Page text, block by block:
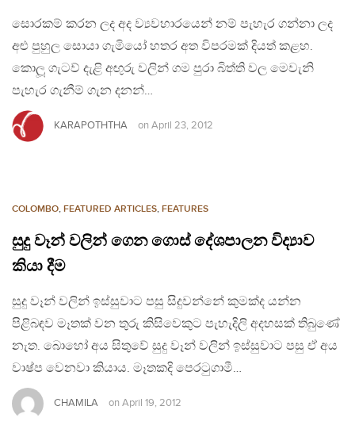
සොරකම් කරන ලද අද ව්‍යවහාරයෙන් නම් පැහැර ගන්නා ලද
අළු පුහුල සොයා ගැමියෝ හතර අත විපරමක් දියත් කළහ.
කොලූ ගැටව් දැළි අඟුරු වලින් ගම පුරා බිත්ති වල මෙවැනි
පැහැර ගැනීම් ගැන දනන්…
KARAPOTHTHA on April 23, 2012
COLOMBO, FEATURED ARTICLES, FEATURES
සුදු වෑන් වලින් ගෙන ගොස් දේශපාලන විද්‍යාව
කියා දීම
සුදු වෑන් වලින් ඉස්සුවාට පසු සිදුවන්නේ කුමක්ද යන්න
පිළිබඳව මෑතක් වන තුරු කිසිවෙකුට පැහැදිලි අදහසක් තිබුණේ
නැත. බොහෝ අය සිතුවේ සුදු වෑන් වලින් ඉස්සුවාට පසු ඒ අය
වාෂ්ප වෙනවා කියාය. මෑතකදි පෙරටුගාමී…
CHAMILA on April 19, 2012